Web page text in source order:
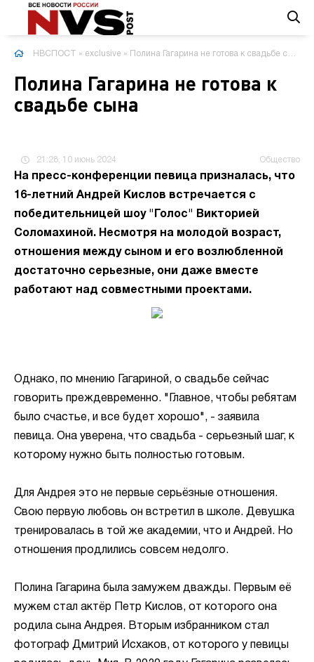
НВСПОСТ » exclusive » Полина Гагарина не готова к свадьбе сына
Полина Гагарина не готова к
свадьбе сына
21:28, 10 июнь 2024 Общество
На пресс-конференции певица призналась, что
16-летний Андрей Кислов встречается с
победительницей шоу "Голос" Викторией
Соломахиной. Несмотря на молодой возраст,
отношения между сыном и его возлюбленной
достаточно серьезные, они даже вместе
работают над совместными проектами.
Однако, по мнению Гагариной, о свадьбе сейчас
говорить преждевременно. "Главное, чтобы ребятам
было счастье, и все будет хорошо", - заявила
певица. Она уверена, что свадьба - серьезный шаг, к
которому нужно быть полностью готовым.
Для Андрея это не первые серьёзные отношения.
Свою первую любовь он встретил в школе. Девушка
тренировалась в той же академии, что и Андрей. Но
отношения продлились совсем недолго.
Полина Гагарина была замужем дважды. Первым её
мужем стал актёр Петр Кислов, от которого она
родила сына Андрея. Вторым избранником стал
фотограф Дмитрий Исхаков, от которого у певицы